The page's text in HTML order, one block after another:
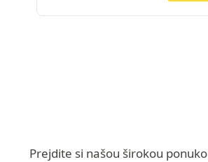
Prejdite si našou širokou